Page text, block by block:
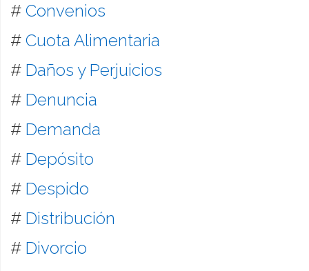
# Convenios
# Cuota Alimentaria
# Daños y Perjuicios
# Denuncia
# Demanda
# Depósito
# Despido
# Distribución
# Divorcio